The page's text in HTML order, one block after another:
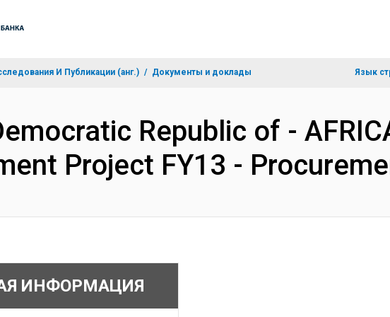
И Публикации (анг.) Документы и доклады Язык
Republic of -
Project FY13 -
ИНФОРМАЦИЯ